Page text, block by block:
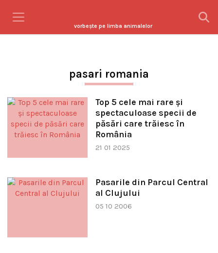
vorbeşte pe limba animalelor
pasari romania
Top 5 cele mai rare și
spectaculoase specii de
păsări care trăiesc în
România
21 01 2025
Pasarile din Parcul Central
al Clujului
05 10 2006